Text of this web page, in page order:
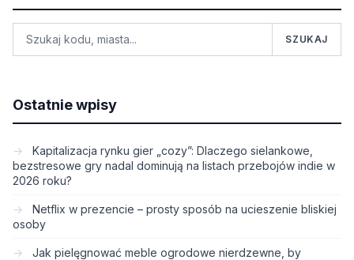
SZUKAJ
Ostatnie wpisy
Kapitalizacja rynku gier „cozy”: Dlaczego sielankowe,
bezstresowe gry nadal dominują na listach przebojów indie w
2026 roku?
Netflix w prezencie – prosty sposób na ucieszenie bliskiej
osoby
Jak pielęgnować meble ogrodowe nierdzewne, by